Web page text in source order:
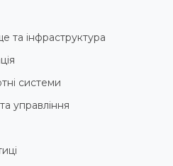
та інфраструктура
системи
управління